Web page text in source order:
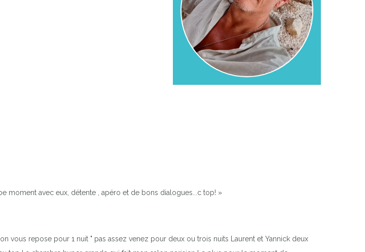
moment avec eux, détente , apéro et de bons dialogues...c top! »
vous repose pour 1 nuit " pas assez venez pour deux ou trois nuits Laurent et Yannick deux